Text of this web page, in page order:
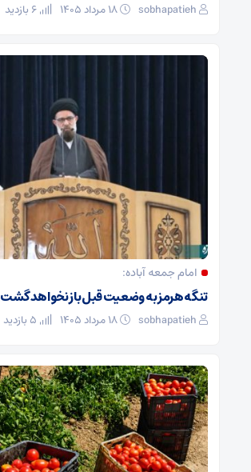
sobhapatieh
امام جمعه آباده:
تنگه هرمز به وضعیت قبل باز نخواهد گشت
sobhapatieh